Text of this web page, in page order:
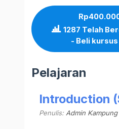
Rp
1287 Telah
- Beli
Pelajaran
Introduction
Penulis:Admin Kampung